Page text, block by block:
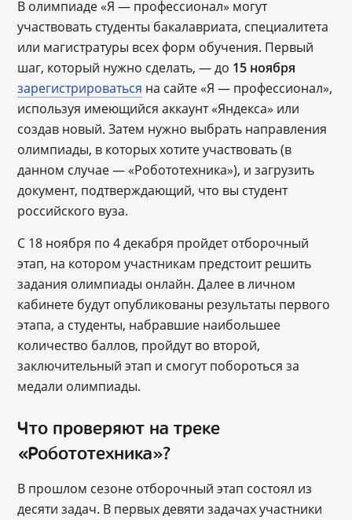
В олимпиаде «Я ― профессионал» могут
участвовать студенты бакалавриата, специалитета
или магистратуры всех форм обучения. Первый
шаг, который нужно сделать, ― до 15 ноября
зарегистрироваться на сайте «Я — профессионал»,
используя имеющийся аккаунт «Яндекса» или
создав новый. Затем нужно выбрать направления
олимпиады, в которых хотите участвовать (в
данном случае ― «Робототехника»), и загрузить
документ, подтверждающий, что вы студент
российского вуза.
С 18 ноября по 4 декабря пройдет отборочный
этап, на котором участникам предстоит решить
задания олимпиады онлайн. Далее в личном
кабинете будут опубликованы результаты первого
этапа, а студенты, набравшие наибольшее
количество баллов, пройдут во второй,
заключительный этап и смогут побороться за
медали олимпиады.
Что проверяют на треке
«Робототехника»?
В прошлом сезоне отборочный этап состоял из
десяти задач. В первых девяти задачах участники